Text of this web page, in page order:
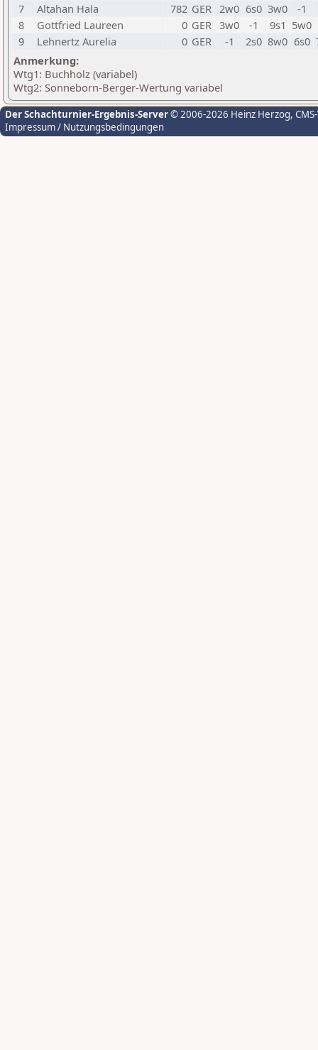
7
Altahan Hala 782 GER 2w0 6s0 3w0 -1
8
Gottfried Laureen 0 GER 3w0 -1 9s1 5w0
9
Lehnertz Aurelia 0 GER -1 2s0 8w0 6s0
Anmerkung:
Wtg1: Buchholz (variabel)
Wtg2: Sonneborn-Berger-Wertung variabel
Der Schachturnier-Ergebnis-Server© 2006-2026 Heinz Herzog,
Impressum / Nutzungsbedingungen